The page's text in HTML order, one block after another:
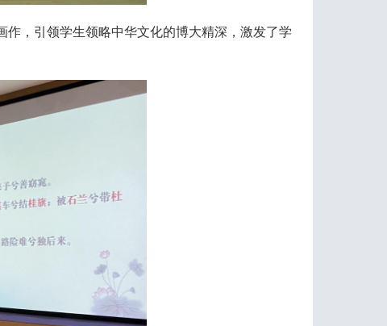
，引领学生领略中华文化的博大精深，激发了学